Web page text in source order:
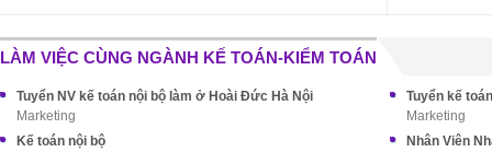
LÀM VIỆC CÙNG NGÀNH KẾ TOÁN-KIỂM TOÁN
Tuyển NV kế toán nội bộ làm ở Hoài Đức Hà Nội
Marketing
Tuyển kế
Marketing
Kế toán nội bộ
Nhân Viên